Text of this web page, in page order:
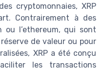
cryptomonnaies, XRP
Contrairement à des
l’ethereum, qui sont
de valeur ou pour
XRP a été conçu
les transactions